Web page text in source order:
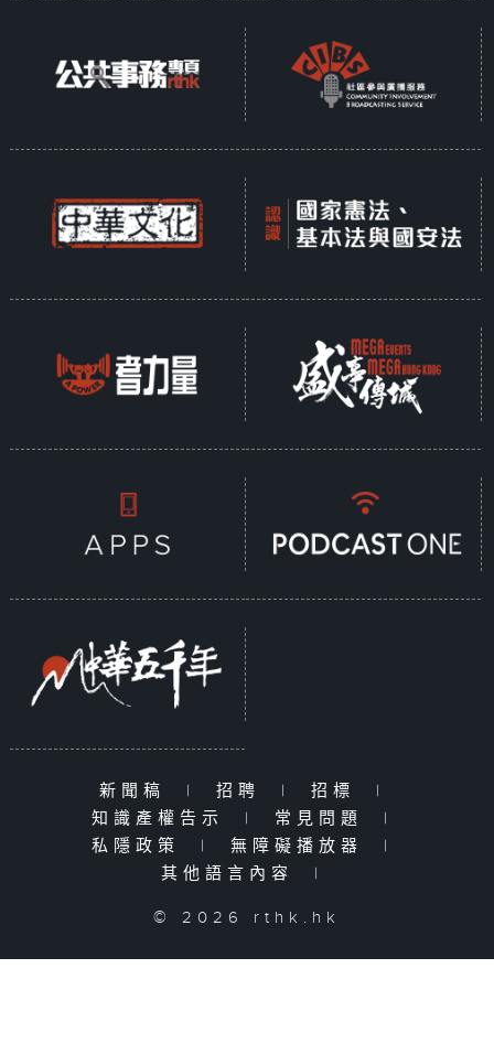
新聞稿 | 招聘 | 招標
|
知識產權告示
| 常見問題
|
私隱政策
| 無障礙播放器
|
其他語言內容
|
© 2026 rthk.hk